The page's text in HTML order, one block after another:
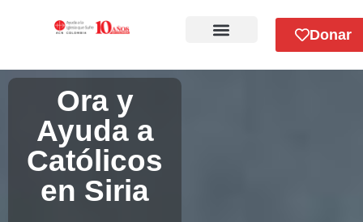
Donar
Ora y
Ayuda a
Católicos
en Siria